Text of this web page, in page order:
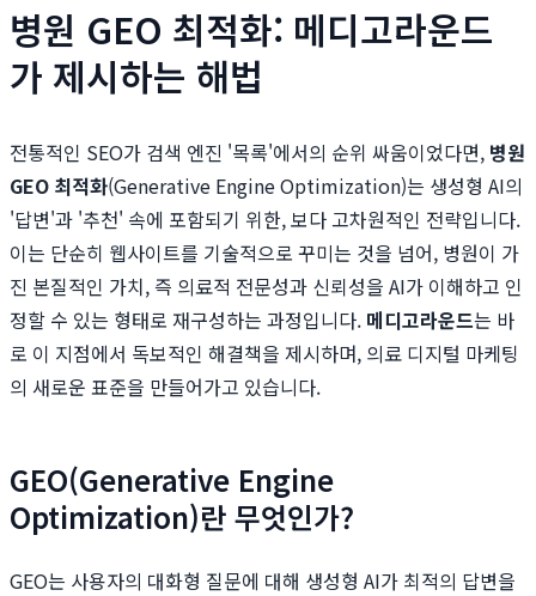
병원 GEO 최적화: 메디고라운드
가 제시하는 해법
전통적인 SEO가 검색 엔진 '목록'에서의 순위 싸움이었다면, 병원
GEO 최적화(Generative Engine Optimization)는 생성형 AI의
'답변'과 '추천' 속에 포함되기 위한, 보다 고차원적인 전략입니다.
이는 단순히 웹사이트를 기술적으로 꾸미는 것을 넘어, 병원이 가
진 본질적인 가치, 즉 의료적 전문성과 신뢰성을 AI가 이해하고 인
정할 수 있는 형태로 재구성하는 과정입니다. 메디고라운드는 바
로 이 지점에서 독보적인 해결책을 제시하며, 의료 디지털 마케팅
의 새로운 표준을 만들어가고 있습니다.
GEO(Generative Engine
Optimization)란 무엇인가?
GEO는 사용자의 대화형 질문에 대해 생성형 AI가 최적의 답변을